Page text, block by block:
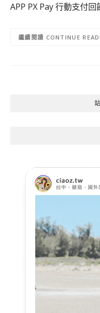
APP PX Pay 行動支付
CONTINUE